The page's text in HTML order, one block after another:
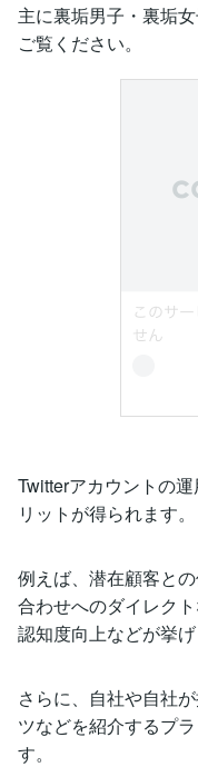
主に裏垢男子・裏垢
ご覧ください。
Twitterアカウントの
リットが得られます。
例えば、潜在顧客と
合わせへのダイレク
認知度向上などが挙げ
さらに、自社や自社
ツなどを紹介するプ
す。